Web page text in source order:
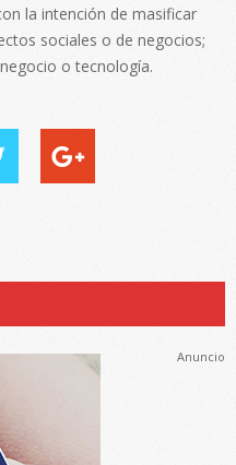
la intención de masificar
sociales o de negocios;
o tecnología.
Anuncio